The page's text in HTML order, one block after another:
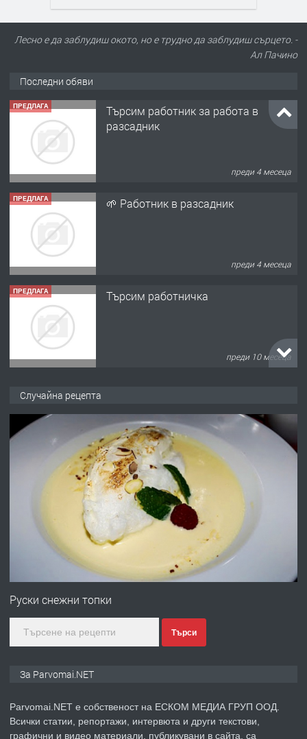
Лесно е да заблудиш окото, но е трудно да заблудиш сърцето. -
Ал Пачино
Последни обяви
ПРЕДЛАГА
Търсим работник за работа в
разсадник
преди 4 месеца
ПРЕДЛАГА 🌱 Работник в разсадник
преди 4 месеца
ПРЕДЛАГА Търсим работничка
преди 10 месеца
преди 1 година
Работа за общи работници
преди 1 година
Първи поход "По стъпките на Ангел
преди 1 година
Случайна рецепта
Руски снежни топки
Търси
За Parvomai.NET
Parvomai.NET е собственост на ЕСКОМ МЕДИА ГРУП ООД.
Всички статии, репортажи, интервюта и други текстови,
графични и видео материали, публикувани в сайта, са